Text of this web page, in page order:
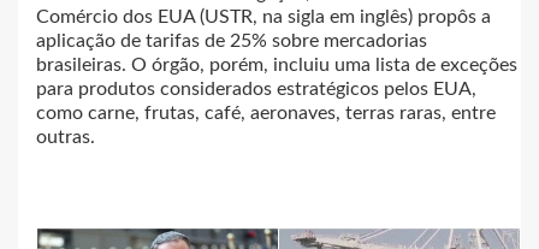
Comércio dos EUA (USTR, na sigla em inglês) propôs a
aplicação de tarifas de 25% sobre mercadorias
brasileiras. O órgão, porém, incluiu uma lista de exceções
para produtos considerados estratégicos pelos EUA,
como carne, frutas, café, aeronaves, terras raras, entre
outras.